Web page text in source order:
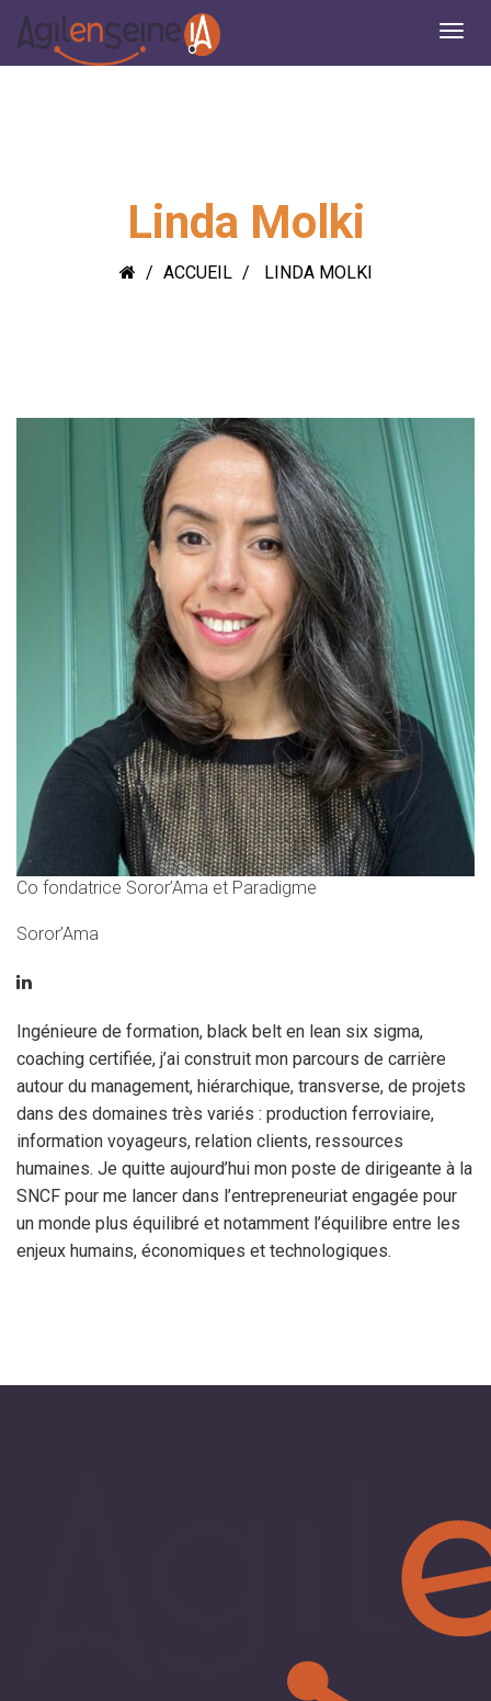
Linda Molki
ACCUEIL LINDA MOLKI
Co fondatrice Soror’Ama et Paradigme
Soror’Ama
Ingénieure de formation, black belt en lean six sigma,
coaching certifiée, j’ai construit mon parcours de carrière
autour du management, hiérarchique, transverse, de projets
dans des domaines très variés : production ferroviaire,
information voyageurs, relation clients, ressources
humaines. Je quitte aujourd’hui mon poste de dirigeante à la
SNCF pour me lancer dans l’entrepreneuriat engagée pour
un monde plus équilibré et notamment l’équilibre entre les
enjeux humains, économiques et technologiques.